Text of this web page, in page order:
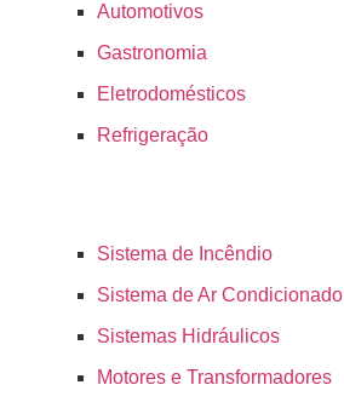
Automotivos
Gastronomia
Eletrodomésticos
Refrigeração
Sistema de Incêndio
Sistema de Ar Condicionado
Sistemas Hidráulicos
Motores e Transformadores